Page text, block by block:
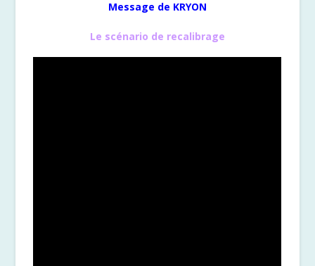
Message de KRYON
Le scénario de recalibrage